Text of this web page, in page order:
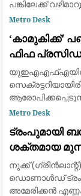
പങ്കിലേക്ക്
മന്ത്രാലയം
Metro Desk
ഫിഫ
യുഇഎഎഫ്‌എയിൽ
തള്ളി ഫിഫ
ബ്രിട്ട
Metro Desk
ട്രംപുമായി
ശക്തമായ
എത്തിച്ചതിൽ
നുക്ക്
ഡൊണാൾഡ്
അമേരിക്കൻ